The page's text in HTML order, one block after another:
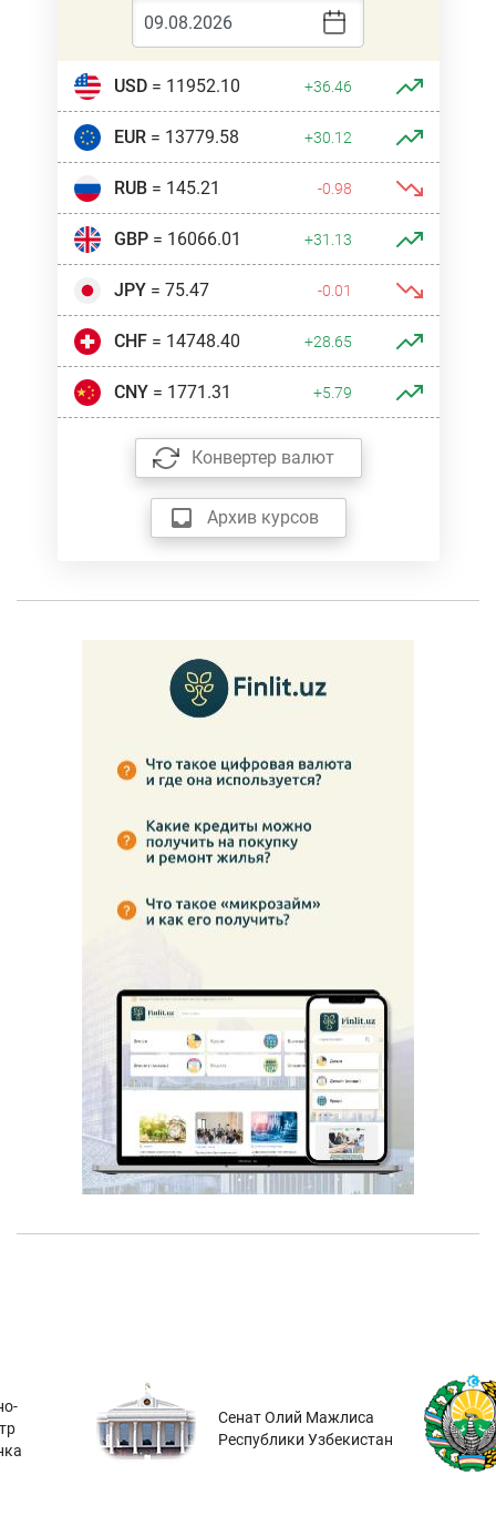
USD= 11952.10 +36.46
EUR= 13779.58 +30.12
RUB= 145.21 -0.98
GBP= 16066.01 +31.13
JPY= 75.47 -0.01
CHF= 14748.40 +28.65
CNY= 1771.31 +5.79
Конвертер валют
Архив курсов
Сенат Олий Мажлиса
Республики Узбекистан